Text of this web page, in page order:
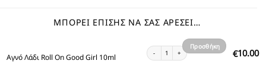
ΜΠΟΡΕΊ ΕΠΊΣΗΣ ΝΑ ΣΑΣ ΑΡΈΣΕΙ…
Αγνό Λάδι Roll On Good Girl 10ml €10.00
Αγνό Λάδι Roll On Good Girl 10ml ποσότητα
Προσθήκη